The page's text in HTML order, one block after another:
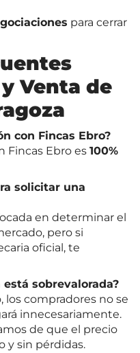
para cerrar
Venta de
con Fincas Ebro?
Fincas Ebro es 100%
solicitar una
en determinar el
pero si
oficial, te
sobrevalorada?
los compradores no se
innecesariamente.
de que el precio
y sin pérdidas.